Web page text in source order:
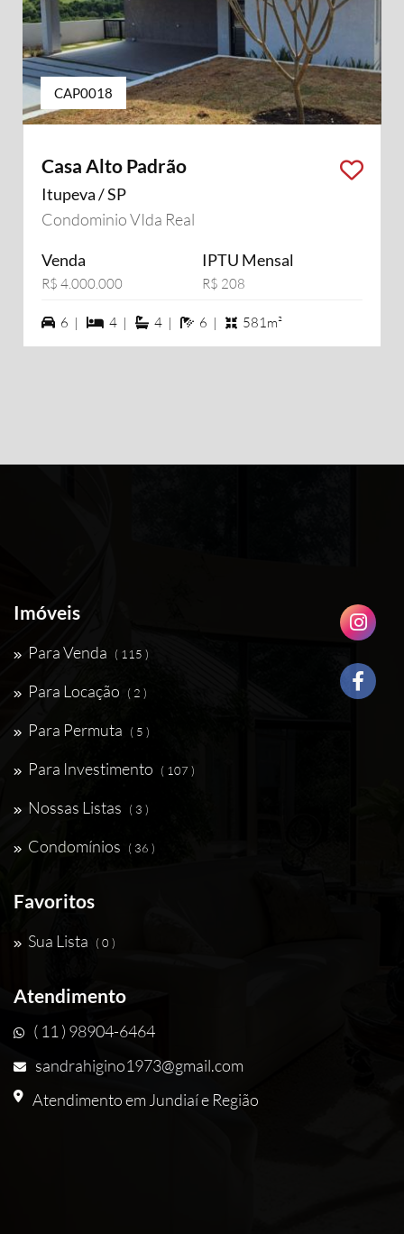
CAP0018
Casa Alto Padrão
Itupeva / SP
Condominio VIda Real
Venda
R$ 4.000.000
IPTU Mensal
R$ 208
6 vagas na garagem
6 | 4 dormiórios
4 | 4 suítes
4 | 6 banheiros
6 | 581m²
Imóveis
Para Venda ( 115 )
Para Locação ( 2 )
Para Permuta ( 5 )
Para Investimento ( 107 )
Nossas Listas ( 3 )
Condomínios ( 36 )
Favoritos
Sua Lista ( 0 )
Atendimento
( 11 ) 98904-6464
sandrahigino1973@gmail.com
Atendimento em Jundiaí e Região